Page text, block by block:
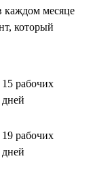
каждом месяце
который
15 рабочих
дней
19 рабочих
дней